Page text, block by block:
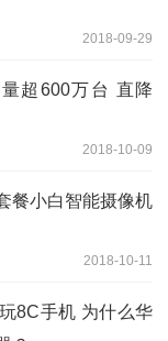
2018-09-29
超600万台 直降
2018-10-09
餐小白智能摄像机
2018-10-11
8C手机 为什么华